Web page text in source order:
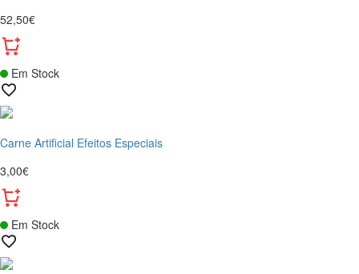
52,50€
Em Stock
Carne Artificial Efeitos Especiais
3,00€
Em Stock